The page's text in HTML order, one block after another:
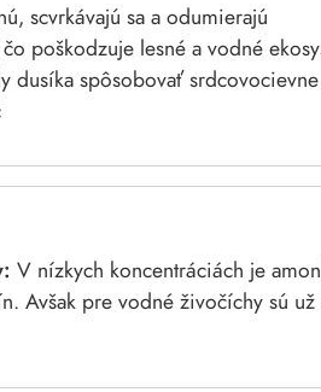
scvrkávajú sa a odumierajú
poškodzuje lesné a vodné
dusíka spôsobovať
V nízkych koncentráciách je
Avšak pre vodné živočíchy sú